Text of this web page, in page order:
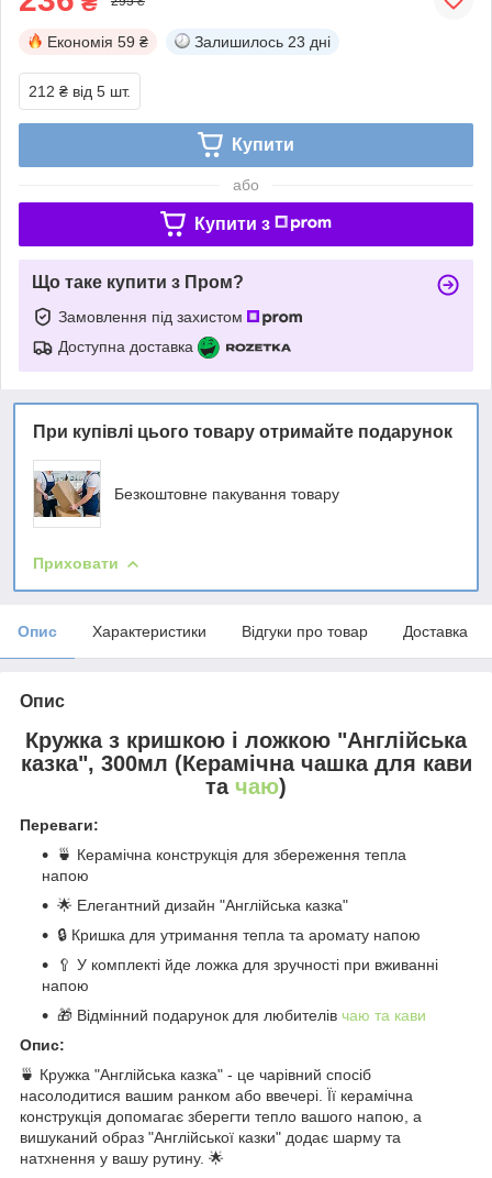
Економія 59 ₴ Залишилось 23 дні
212 ₴ від 5 шт.
Купити
або
Купити з
Що таке купити з Пром?
Замовлення під захистом
Доступна доставка
При купівлі цього товару отримайте подарунок
Безкоштовне пакування товару
Приховати
Опис Характеристики Відгуки про товар Доставка
Опис
Кружка з кришкою і ложкою "Англійська
казка", 300мл (Керамічна чашка для кави
та чаю)
Переваги:
🍵 Керамічна конструкція для збереження тепла
напою
🌟 Елегантний дизайн "Англійська казка"
🔒 Кришка для утримання тепла та аромату напою
🥄 У комплекті йде ложка для зручності при вживанні
напою
🎁 Відмінний подарунок для любителів чаю та кави
Опис:
🍵 Кружка "Англійська казка" - це чарівний спосіб
насолодитися вашим ранком або ввечері. Її керамічна
конструкція допомагає зберегти тепло вашого напою, а
вишуканий образ "Англійської казки" додає шарму та
натхнення у вашу рутину. 🌟